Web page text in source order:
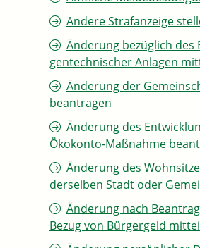
Andere Strafanzeige
Änderung bezüglich des
gentechnischer Anlagen
Änderung der
beantragen
Änderung des
Ökokonto-Maßnahme
Änderung des
derselben Stadt oder
Änderung nach
Bezug von Bürgergeld